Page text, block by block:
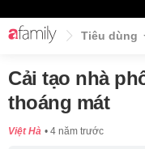
Tiêu dùng
Cải tạo nhà
thoáng mát
Việt Hà 4 năm trước